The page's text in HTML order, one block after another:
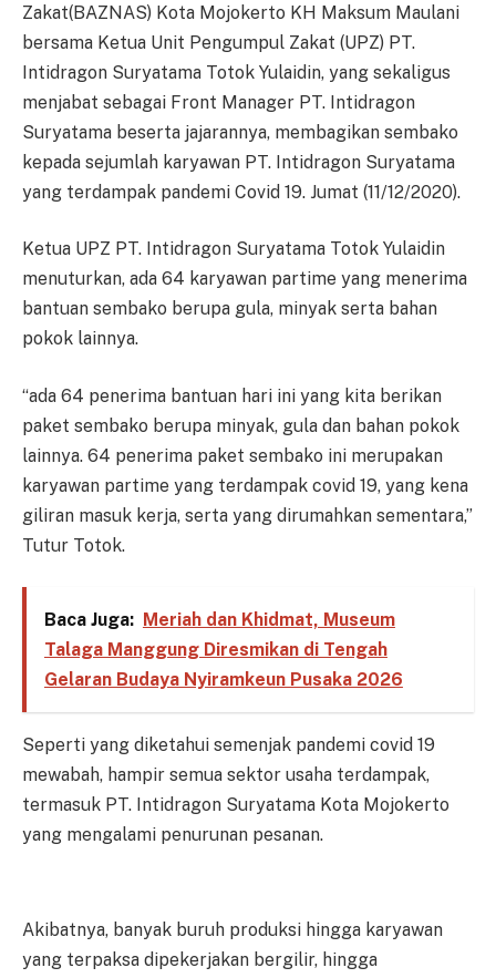
Zakat(BAZNAS) Kota Mojokerto KH Maksum Maulani
bersama Ketua Unit Pengumpul Zakat (UPZ) PT.
Intidragon Suryatama Totok Yulaidin, yang sekaligus
menjabat sebagai Front Manager PT. Intidragon
Suryatama beserta jajarannya, membagikan sembako
kepada sejumlah karyawan PT. Intidragon Suryatama
yang terdampak pandemi Covid 19. Jumat (11/12/2020).
Ketua UPZ PT. Intidragon Suryatama Totok Yulaidin
menuturkan, ada 64 karyawan partime yang menerima
bantuan sembako berupa gula, minyak serta bahan
pokok lainnya.
“ada 64 penerima bantuan hari ini yang kita berikan
paket sembako berupa minyak, gula dan bahan pokok
lainnya. 64 penerima paket sembako ini merupakan
karyawan partime yang terdampak covid 19, yang kena
giliran masuk kerja, serta yang dirumahkan sementara,”
Tutur Totok.
Baca Juga: Meriah dan Khidmat, Museum
Talaga Manggung Diresmikan di Tengah
Gelaran Budaya Nyiramkeun Pusaka 2026
Seperti yang diketahui semenjak pandemi covid 19
mewabah, hampir semua sektor usaha terdampak,
termasuk PT. Intidragon Suryatama Kota Mojokerto
yang mengalami penurunan pesanan.
Akibatnya, banyak buruh produksi hingga karyawan
yang terpaksa dipekerjakan bergilir, hingga